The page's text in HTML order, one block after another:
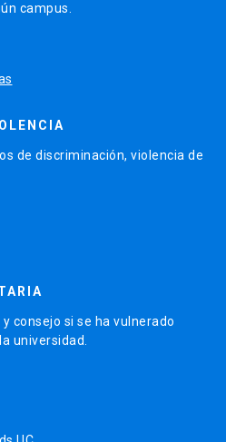
campus.
de discriminación, violencia de
consejo si se ha vulnerado
universidad.